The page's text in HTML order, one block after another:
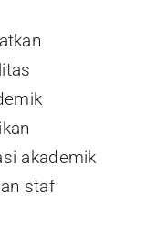
akademik
staf